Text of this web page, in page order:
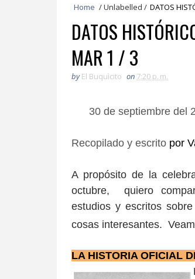
Home /Unlabelled / DATOS
DATOS
MAR 1 / 3
by El Buquìcito on 7:20 p. m.
30 de septiembre del
Recopilado y escrito por
A propósito de la
octubre, quiero
estudios y escritos
cosas interesantes.
LA HISTORIA OFICIAL